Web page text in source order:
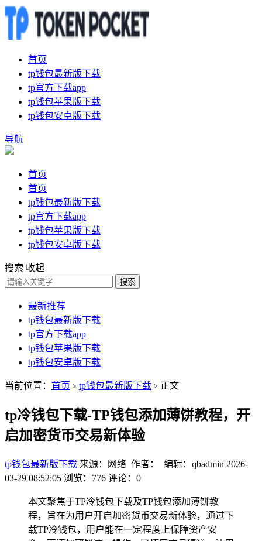
首页
tp钱包最新版下载
tp官方下载app
tp钱包苹果版下载
tp钱包安卓版下载
导航
首页
首页
tp钱包最新版下载
tp官方下载app
tp钱包苹果版下载
tp钱包安卓版下载
搜索 收起
搜索
最新推荐
tp钱包最新版下载
tp官方下载app
tp钱包苹果版下载
tp钱包安卓版下载
当前位置： 首页 > tp钱包最新版下载 > 正文
tp冷钱包下载-TP钱包添加薄饼教程，开
启加密货币交易新体验
tp钱包最新版下载 来源：网络 作者： 编辑：qbadmin 2026-
03-29 08:52:05 浏览：776 评论：0
本文聚焦于TP冷钱包下载及TP钱包添加薄饼教
程，旨在为用户开启加密货币交易新体验，通过下
载TP冷钱包，用户能在一定程度上保障资产安